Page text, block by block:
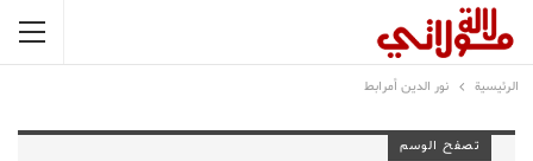
الرئيسية نور الدين أمرابط
تصفح الوسم